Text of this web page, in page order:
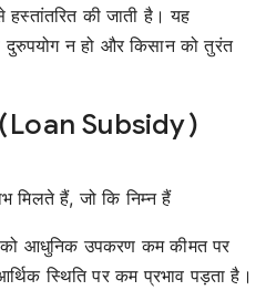
की जाती है। यह
दुरुपयोग न हो और किसान को तुरंत
Loan Subsidy)
मिलते हैं, जो कि निम्न हैं
को आधुनिक उपकरण कम कीमत पर
स्थिति पर कम प्रभाव पड़ता है।